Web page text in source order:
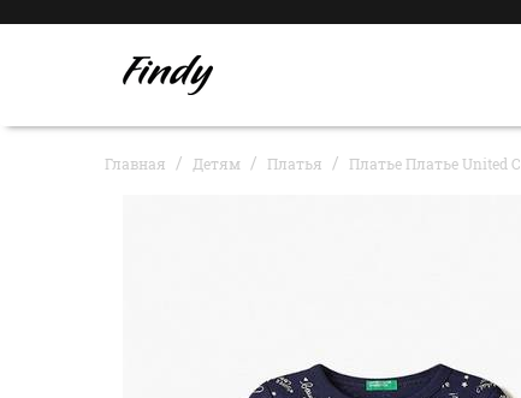
Главная Детям Платья Платье Платье United